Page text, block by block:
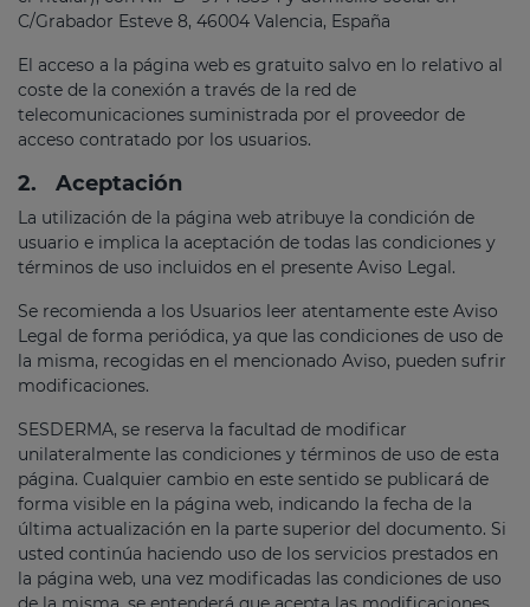
C/Grabador Esteve 8, 46004 Valencia, España
El acceso a la página web es gratuito salvo en lo relativo al
coste de la conexión a través de la red de
telecomunicaciones suministrada por el proveedor de
acceso contratado por los usuarios.
2. Aceptación
La utilización de la página web atribuye la condición de
usuario e implica la aceptación de todas las condiciones y
términos de uso incluidos en el presente Aviso Legal.
Se recomienda a los Usuarios leer atentamente este Aviso
Legal de forma periódica, ya que las condiciones de uso de
la misma, recogidas en el mencionado Aviso, pueden sufrir
modificaciones.
SESDERMA, se reserva la facultad de modificar
unilateralmente las condiciones y términos de uso de esta
página. Cualquier cambio en este sentido se publicará de
forma visible en la página web, indicando la fecha de la
última actualización en la parte superior del documento. Si
usted continúa haciendo uso de los servicios prestados en
la página web, una vez modificadas las condiciones de uso